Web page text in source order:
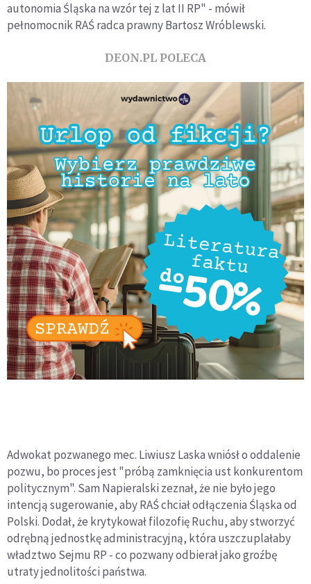
autonomia Śląska na wzór tej z lat II RP" - mówił
pełnomocnik RAŚ radca prawny Bartosz Wróblewski.
DEON.PL POLECA
Adwokat pozwanego mec. Liwiusz Laska wniósł o oddalenie
pozwu, bo proces jest "próbą zamknięcia ust konkurentom
politycznym". Sam Napieralski zeznał, że nie było jego
intencją sugerowanie, aby RAŚ chciał odłączenia Śląska od
Polski. Dodał, że krytykował filozofię Ruchu, aby stworzyć
odrębną jednostkę administracyjną, która uszczuplałaby
władztwo Sejmu RP - co pozwany odbierał jako groźbę
utraty jednolitości państwa.